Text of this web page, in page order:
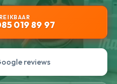
019 89 97
reviews